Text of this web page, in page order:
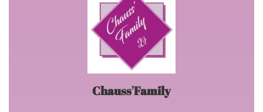
Chauss'Family